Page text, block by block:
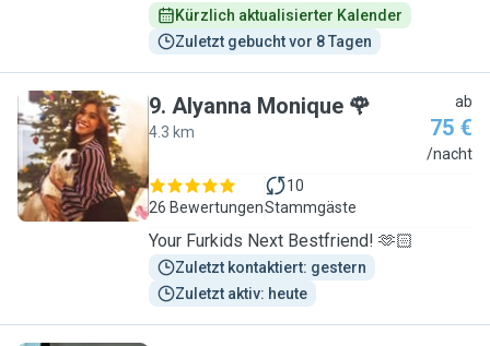
Kürzlich aktualisierter Kalender
Zuletzt gebucht vor 8 Tagen
A
9. Alyanna Monique 🌹
4.3 km
ab
75 €
/nacht
26 Bewertungen
10
Stammgäste
Your Furkids Next Bestfriend! 🫶🏻
Zuletzt kontaktiert: gestern
Zuletzt aktiv: heute